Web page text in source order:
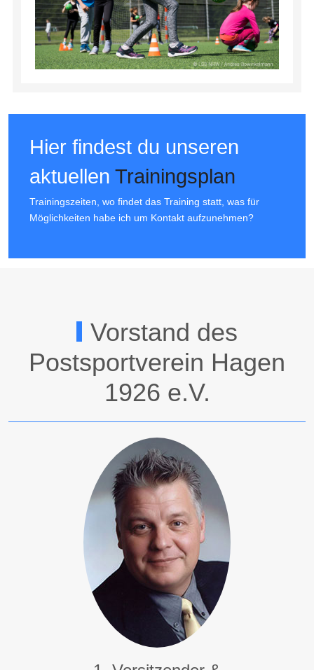
Hier findest du unseren
aktuellen Trainingsplan
Trainingszeiten, wo findet das Training statt, was für
Möglichkeiten habe ich um Kontakt aufzunehmen?
Vorstand des
Postsportverein Hagen
1926 e.V.